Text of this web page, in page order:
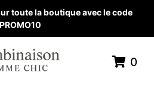
toute la boutique avec le code
PROMO10
0